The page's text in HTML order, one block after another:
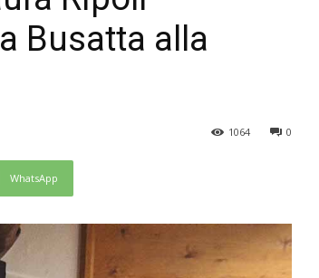
Busatta alla
0
1064
WhatsApp